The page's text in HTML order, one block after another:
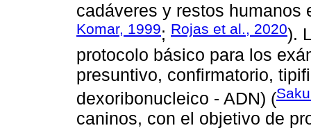
cadáveres y restos humanos
Komar, 1999; Rojas et al., 2020).
protocolo básico para los
presuntivo, confirmatorio,
dexoribonucleico - ADN) (
caninos, con el objetivo de